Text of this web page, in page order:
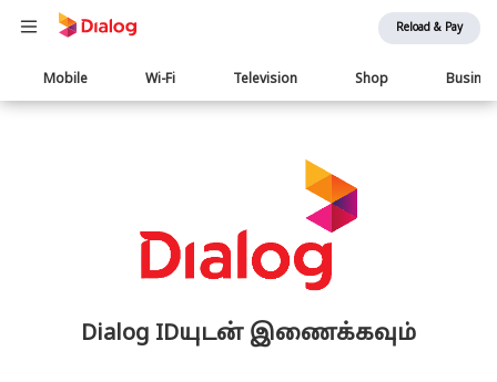
Reload & Pay
Main
navigation
Mobile Wi-Fi Television Shop
Dialog IDயுடன் இணைக்கவும்